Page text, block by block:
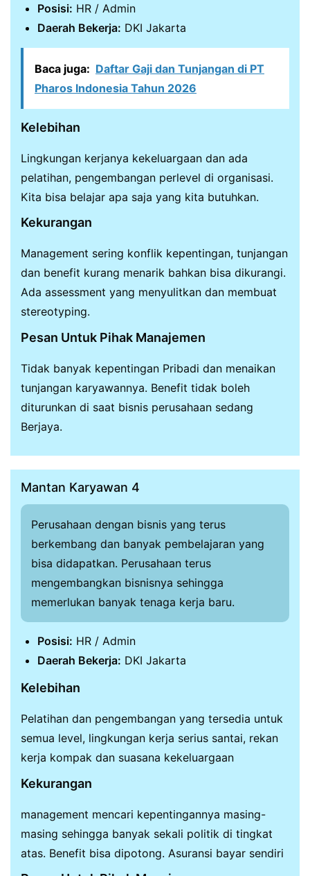
Posisi: HR / Admin
Daerah Bekerja: DKI Jakarta
Baca juga: Daftar Gaji dan Tunjangan di PT
Pharos Indonesia Tahun 2026
Kelebihan
Lingkungan kerjanya kekeluargaan dan ada
pelatihan, pengembangan perlevel di organisasi.
Kita bisa belajar apa saja yang kita butuhkan.
Kekurangan
Management sering konflik kepentingan, tunjangan
dan benefit kurang menarik bahkan bisa dikurangi.
Ada assessment yang menyulitkan dan membuat
stereotyping.
Pesan Untuk Pihak Manajemen
Tidak banyak kepentingan Pribadi dan menaikan
tunjangan karyawannya. Benefit tidak boleh
diturunkan di saat bisnis perusahaan sedang
Berjaya.
Mantan Karyawan 4
Perusahaan dengan bisnis yang terus
berkembang dan banyak pembelajaran yang
bisa didapatkan. Perusahaan terus
mengembangkan bisnisnya sehingga
memerlukan banyak tenaga kerja baru.
Posisi: HR / Admin
Daerah Bekerja: DKI Jakarta
Kelebihan
Pelatihan dan pengembangan yang tersedia untuk
semua level, lingkungan kerja serius santai, rekan
kerja kompak dan suasana kekeluargaan
Kekurangan
management mencari kepentingannya masing-
masing sehingga banyak sekali politik di tingkat
atas. Benefit bisa dipotong. Asuransi bayar sendiri